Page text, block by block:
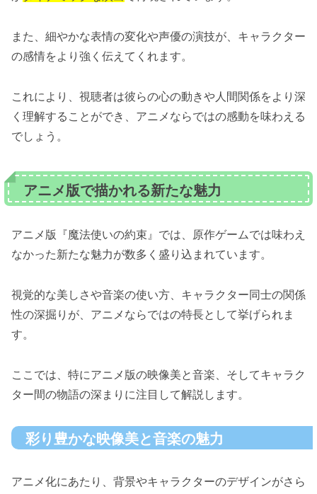
また、細やかな表情の変化や声優の演技が、キャラクター
の感情をより強く伝えてくれます。
これにより、視聴者は彼らの心の動きや人間関係をより深
く理解することができ、アニメならではの感動を味わえる
でしょう。
アニメ版で描かれる新たな魅力
アニメ版『魔法使いの約束』では、原作ゲームでは味わえ
なかった新たな魅力が数多く盛り込まれています。
視覚的な美しさや音楽の使い方、キャラクター同士の関係
性の深掘りが、アニメならではの特長として挙げられま
す。
ここでは、特にアニメ版の映像美と音楽、そしてキャラク
ター間の物語の深まりに注目して解説します。
彩り豊かな映像美と音楽の魅力
アニメ化にあたり、背景やキャラクターのデザインがさら